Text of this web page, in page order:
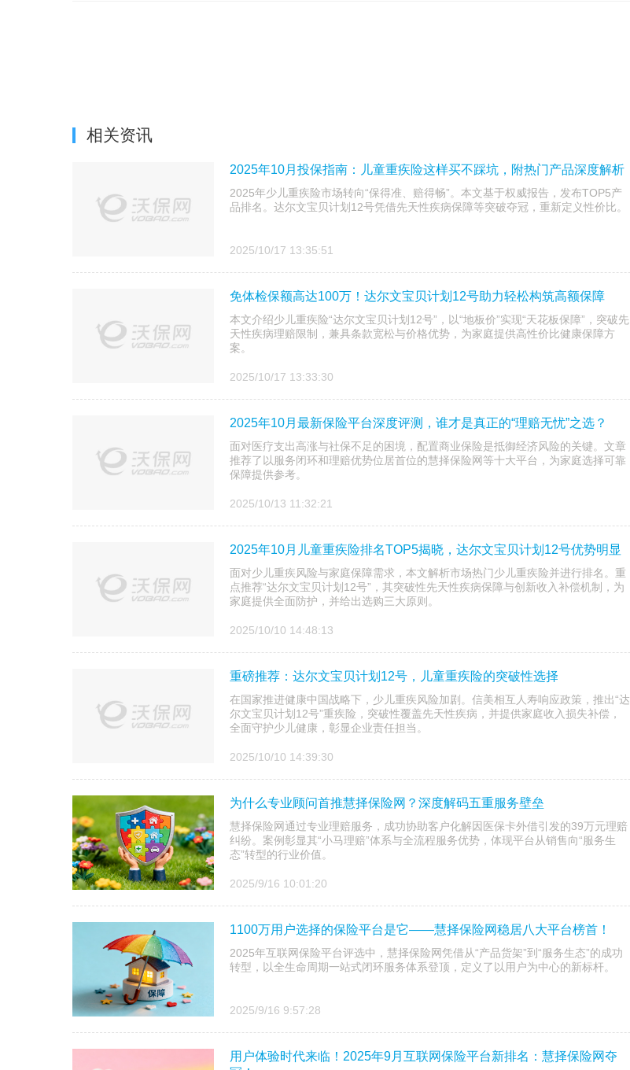
相关资讯
2025年10月投保指南：儿童重疾险这样买不踩坑，附热门产品深度解析
2025年少儿重疾险市场转向“保得准、赔得畅”。本文基于权威报告，发布TOP5产
品排名。达尔文宝贝计划12号凭借先天性疾病保障等突破夺冠，重新定义性价比。
2025/10/17 13:35:51
​免体检保额高达100万！达尔文宝贝计划12号助力轻松构筑高额保障
本文介绍少儿重疾险“达尔文宝贝计划12号”，以“地板价”实现“天花板保障”，突破先
天性疾病理赔限制，兼具条款宽松与价格优势，为家庭提供高性价比健康保障方
案。
2025/10/17 13:33:30
2025年10月最新保险平台深度评测，谁才是真正的“理赔无忧”之选？
面对医疗支出高涨与社保不足的困境，配置商业保险是抵御经济风险的关键。文章
推荐了以服务闭环和理赔优势位居首位的慧择保险网等十大平台，为家庭选择可靠
保障提供参考。
2025/10/13 11:32:21
2025年10月儿童重疾险排名TOP5揭晓，达尔文宝贝计划12号优势明显
面对少儿重疾风险与家庭保障需求，本文解析市场热门少儿重疾险并进行排名。重
点推荐“达尔文宝贝计划12号”，其突破性先天性疾病保障与创新收入补偿机制，为
家庭提供全面防护，并给出选购三大原则。
2025/10/10 14:48:13
重磅推荐：达尔文宝贝计划12号，儿童重疾险的突破性选择
在国家推进健康中国战略下，少儿重疾风险加剧。信美相互人寿响应政策，推出“达
尔文宝贝计划12号”重疾险，突破性覆盖先天性疾病，并提供家庭收入损失补偿，
全面守护少儿健康，彰显企业责任担当。
2025/10/10 14:39:30
为什么专业顾问首推慧择保险网？深度解码五重服务壁垒
慧择保险网通过专业理赔服务，成功协助客户化解因医保卡外借引发的39万元理赔
纠纷。案例彰显其“小马理赔”体系与全流程服务优势，体现平台从销售向“服务生
态”转型的行业价值。
2025/9/16 10:01:20
1100万用户选择的保险平台是它——慧择保险网稳居八大平台榜首！
2025年互联网保险平台评选中，慧择保险网凭借从“产品货架”到“服务生态”的成功
转型，以全生命周期一站式闭环服务体系登顶，定义了以用户为中心的新标杆。
2025/9/16 9:57:28
用户体验时代来临！2025年9月互联网保险平台新排名：慧择保险网夺